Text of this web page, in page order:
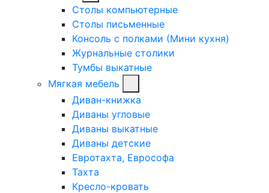
Столы компьютерные
Столы письменные
Консоль с полками (Мини кухня)
Журнальные столики
Тумбы выкатные
Мягкая мебель
Диван-книжка
Диваны угловые
Диваны выкатные
Диваны детские
Евротахта, Еврософа
Тахта
Кресло-кровать